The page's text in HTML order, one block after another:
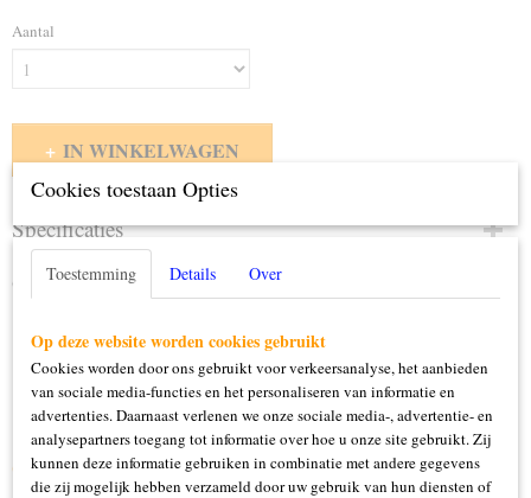
Aantal
IN WINKELWAGEN
Specificaties
Productcode
139-20.057
Omschrijving
Ook interessant
Cookies toestaan Opties
Toestemming Details Over
Op deze website worden cookies gebruikt
Cookies worden door ons gebruikt voor verkeersanalyse, het aanbieden
van sociale media-functies en het personaliseren van informatie en
advertenties. Daarnaast verlenen we onze sociale media-, advertentie- en
analysepartners toegang tot informatie over hoe u onze site gebruikt. Zij
kunnen deze informatie gebruiken in combinatie met andere gegevens
die zij mogelijk hebben verzameld door uw gebruik van hun diensten of